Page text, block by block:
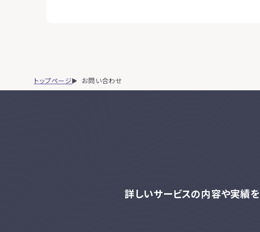
トップページ お問い合わせ
詳しいサービスの内容や実績を